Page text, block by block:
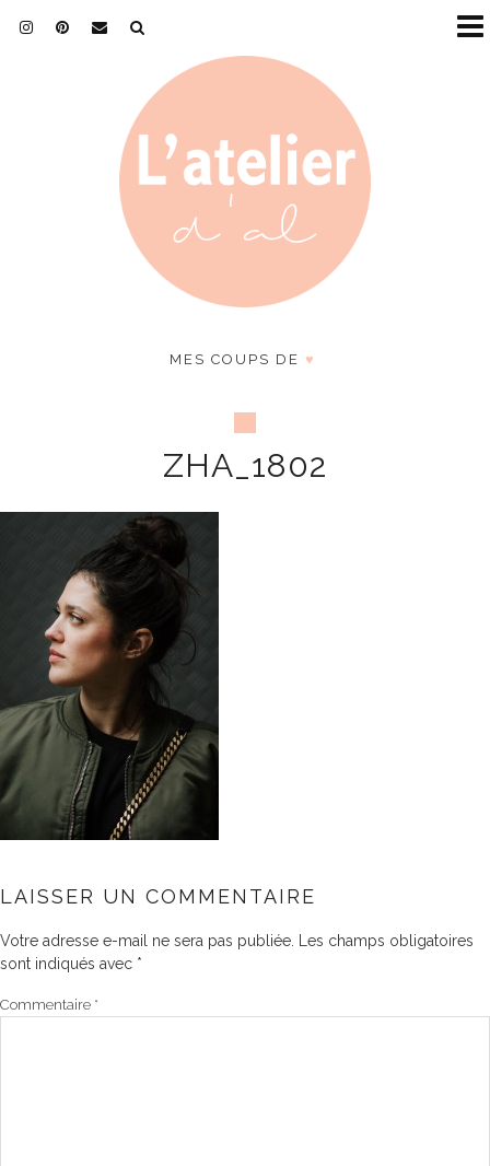
MES COUPS DE ♥
ZHA_1802
LAISSER UN COMMENTAIRE
Votre adresse e-mail ne sera pas publiée.
Les champs obligatoires
sont indiqués avec *
Commentaire *